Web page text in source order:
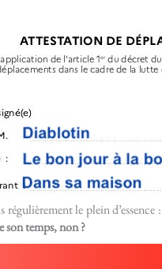
le plein
son temps, non ?